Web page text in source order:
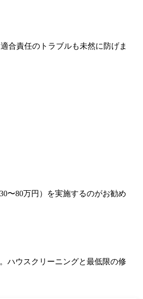
合責任のトラブルも未然に防げま
30〜80万円）を実施するのがお勧め
ハウスクリーニングと最低限の修